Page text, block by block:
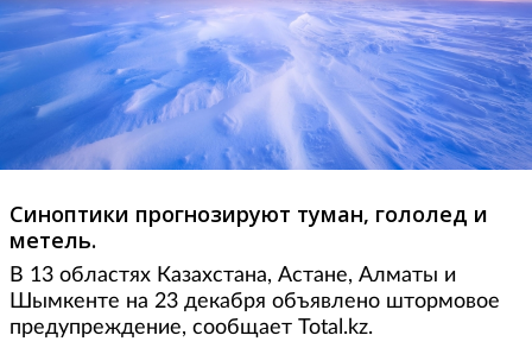
Синоптики прогнозируют туман, гололед и
метель.
В 13 областях Казахстана, Астане, Алматы и
Шымкенте на 23 декабря объявлено штормовое
предупреждение, сообщает Total.kz.